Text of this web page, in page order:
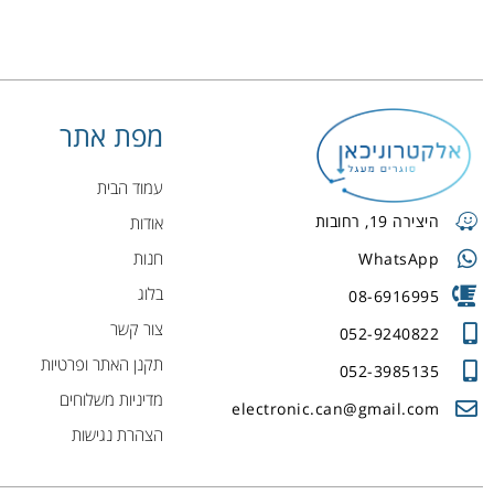
היצירה 19, רחובות
WhatsApp
08-6916995
052-9240822
052-3985135
electronic.can@gmail.com
מפת אתר
עמוד הבית
אודות
חנות
בלוג
צור קשר
תקנן האתר ופרטיות
מדיניות משלוחים
הצהרת נגישות